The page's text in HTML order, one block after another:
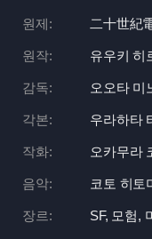
원제: 二十世紀
원작: 유우키 히
감독: 오오타 미
각본: 우라하타
작화: 오카무라
음악: 코토 히토
장르: SF, 모험,